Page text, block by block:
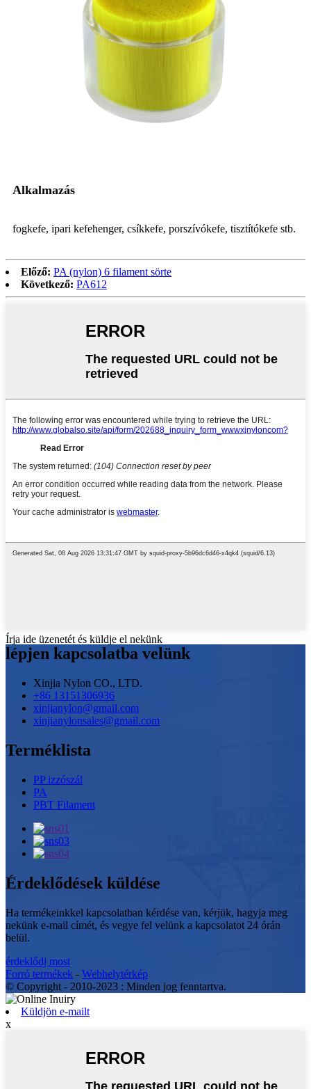
Alkalmazás
fogkefe, ipari kefehenger, csíkkefe, porszívókefe, tisztítókefe stb.
Előző: PA (nylon) 6 filament sörte
Következő: PA612
Írja ide üzenetét és küldje el nekünk
lépjen kapcsolatba velünk
Xinjia Nylon CO., LTD.
+86 13151306936
xinjianylon@gmail.com
xinjianylonsales@gmail.com
Terméklista
PP izzószál
PA
PBT Filament
Érdeklődések küldése
Ha termékeinkkel kapcsolatban kérdése van, kérjük, hagyja meg
nekünk e-mail címét, és vegye fel velünk a kapcsolatot 24 órán
belül.
érdeklődj most
Forró termékek - Webhelytérkép
© Copyright - 2010-2023 : Minden jog fenntartva.
Küldjön e-mailt
x